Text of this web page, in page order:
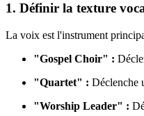
1. Définir la texture
La voix est l'instrument
"Gospel Choir" :
"Quartet" : Déclenche
"Worship Leader" :